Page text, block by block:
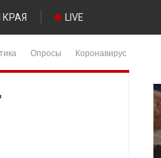
LIVE
Опросы Коронавирус